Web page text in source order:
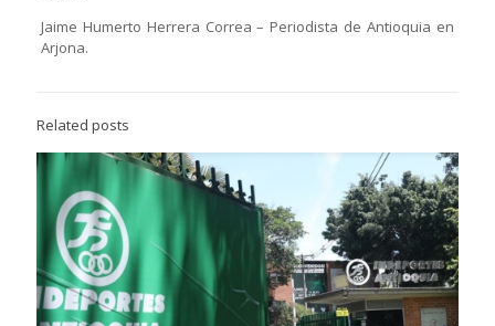
Jaime Humerto Herrera Correa – Periodista de Antioquia en
Arjona.
Related posts